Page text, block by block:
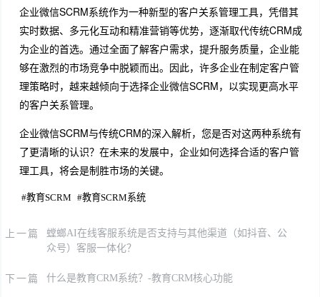
企业微信SCRM系统作为一种新型的客户关系管理工具，凭借其
实时数据、多元化互动和精准营销等优势，逐渐取代传统CRM成
为企业的首选。通过全面了解客户需求，提升服务质量，企业能
够在激烈的市场竞争中脱颖而出。因此，许多企业在制定客户管
理策略时，越来越倾向于选择企业微信SCRM，以实现更高水平
的客户关系管理。
企业微信SCRM与传统CRM的深入解析，您是否对这两种系统有
了更清晰的认识？在未来的发展中，企业如何选择合适的客户管
理工具，将会是制胜市场的关键。
#教育SCRM #教育SCRM系统
上一篇
螳螂AI在线客服系统是否支持与其他渠道（如抖音、公
众号）客服一体化？
下一篇 什么是教育CRM系统？-教育CRM核心功能